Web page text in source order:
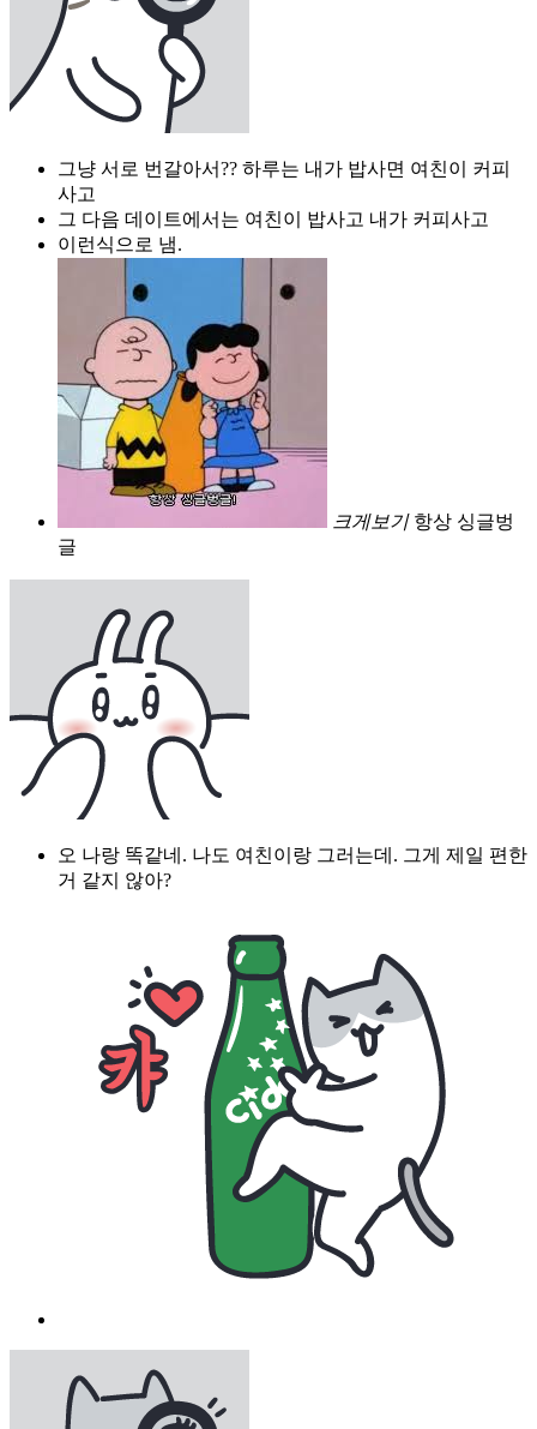
그냥 서로 번갈아서?? 하루는 내가 밥사면 여친이 커피
사고
그 다음 데이트에서는 여친이 밥사고 내가 커피사고
이런식으로 냄.
크게보기 항상 싱글벙
글
오 나랑 똑같네. 나도 여친이랑 그러는데. 그게 제일 편한
거 같지 않아?